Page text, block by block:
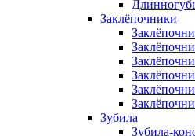
Заклёпочники
Зубила
Зубила-